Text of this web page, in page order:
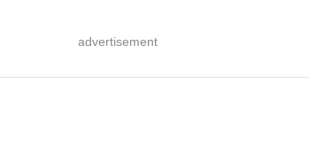
advertisement